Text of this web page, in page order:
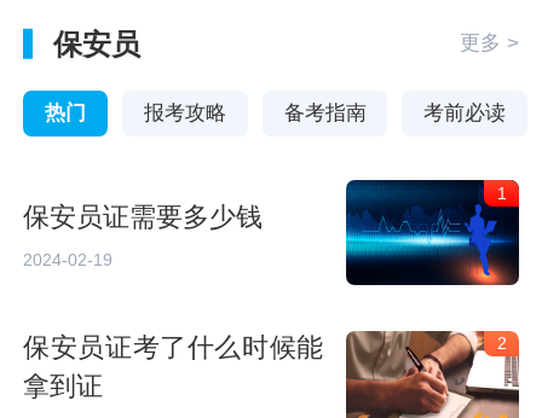
保安员 更多 >
热门 报考攻略 备考指南 考前必读
保安员证需要多少钱
2024-02-19
1
保安员证考了什么时候能
拿到证
2